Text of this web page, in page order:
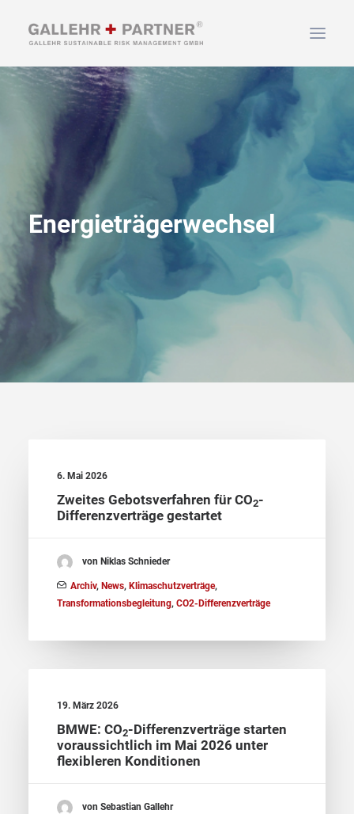
NEWS & INFOS
KONTAKT
Energieträgerwechsel
6. Mai 2026
Zweites Gebotsverfahren für CO2-
Differenzverträge gestartet
von Niklas Schnieder
Archiv, News, Klimaschutzverträge,
Transformationsbegleitung, CO2-Differenzverträge
19. März 2026
BMWE: CO2-Differenzverträge starten
voraussichtlich im Mai 2026 unter
flexibleren Konditionen
von Sebastian Gallehr